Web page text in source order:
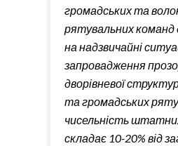
громадських та
рятувальних команд
на надзвичайні
запровадження
дворівневої
та громадських
чисельність
складає 10-20% від